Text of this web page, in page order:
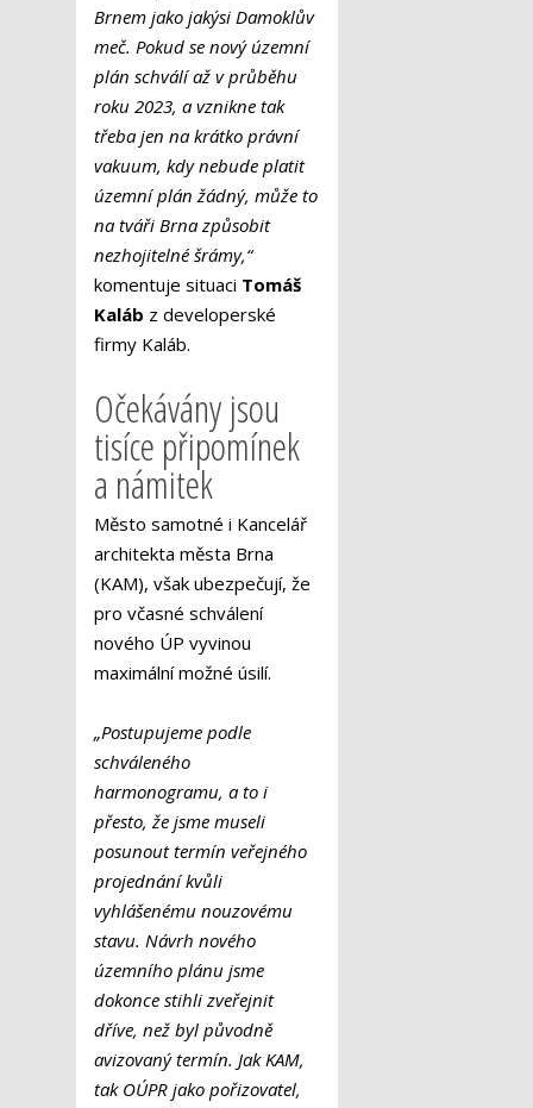
Brnem jako jakýsi Damoklův
meč. Pokud se nový územní
plán schválí až v průběhu
roku 2023, a vznikne tak
třeba jen na krátko právní
vakuum, kdy nebude platit
územní plán žádný, může to
na tváři Brna způsobit
nezhojitelné šrámy,“
komentuje situaci Tomáš
Kaláb z developerské
firmy Kaláb.
Očekávány jsou
tisíce připomínek
a námitek
Město samotné i Kancelář
architekta města Brna
(KAM), však ubezpečují, že
pro včasné schválení
nového ÚP vyvinou
maximální možné úsilí.
„Postupujeme podle
schváleného
harmonogramu, a to i
přesto, že jsme museli
posunout termín veřejného
projednání kvůli
vyhlášenému nouzovému
stavu. Návrh nového
územního plánu jsme
dokonce stihli zveřejnit
dříve, než byl původně
avizovaný termín. Jak KAM,
tak OÚPR jako pořizovatel,